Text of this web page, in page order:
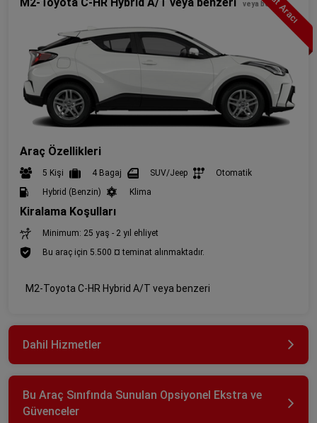
M2-Toyota C-HR Hybrid A/T veya benzeri veya benzeri
Araç Özellikleri
5 Kişi 4 Bagaj SUV/Jeep
Otomatik
Hybrid (Benzin)
Klima
Kiralama Koşulları
Minimum: 25 yaş - 2 yıl ehliyet
Bu araç için 5.500 ¤ teminat alınmaktadır.
M2-Toyota C-HR Hybrid A/T veya benzeri
Dahil Hizmetler
Bu Araç Sınıfında Sunulan Opsiyonel Ekstra ve
Güvenceler